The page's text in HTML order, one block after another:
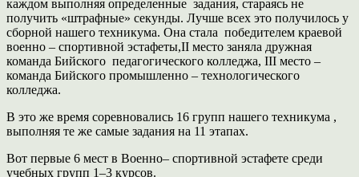
каждом выполняя определенные задания, стараясь не
получить «штрафные» секунды. Лучше всех это получилось у
сборной нашего техникума. Она стала победителем краевой
военно – спортивной эстафеты,II место заняла дружная
команда Бийского педагогического колледжа, III место –
команда Бийского промышленно – технологического
колледжа.
В это же время соревновались 16 групп нашего техникума ,
выполняя те же самые задания на 11 этапах.
Вот первые 6 мест в Военно– спортивной эстафете среди
учебных групп 1–3 курсов.